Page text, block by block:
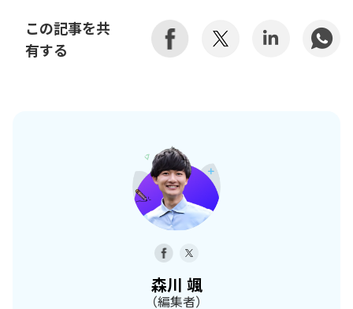
この記事を共
有する
森川 颯
（編集者）